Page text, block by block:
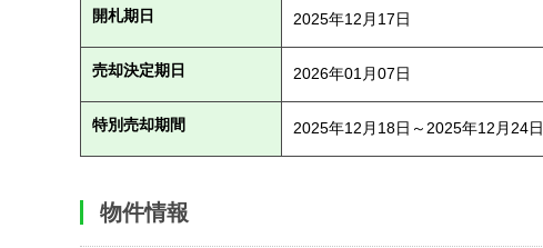
開札期日 2025年12月17日
売却決定期日 2026年01月07日
特別売却期間 2025年12月18日～2025年12月24日
物件情報